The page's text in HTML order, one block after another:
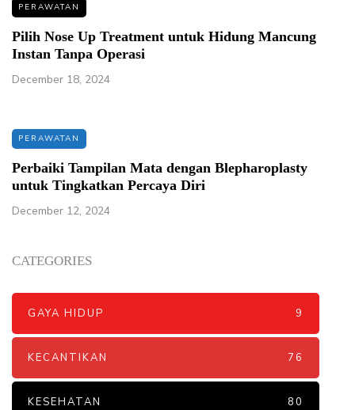
PERAWATAN
Pilih Nose Up Treatment untuk Hidung Mancung
Instan Tanpa Operasi
December 18, 2024
PERAWATAN
Perbaiki Tampilan Mata dengan Blepharoplasty
untuk Tingkatkan Percaya Diri
December 12, 2024
CATEGORIES
GAYA HIDUP 9
KECANTIKAN 76
KESEHATAN 80